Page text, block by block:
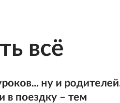
всё
ну и
в поездку – тем